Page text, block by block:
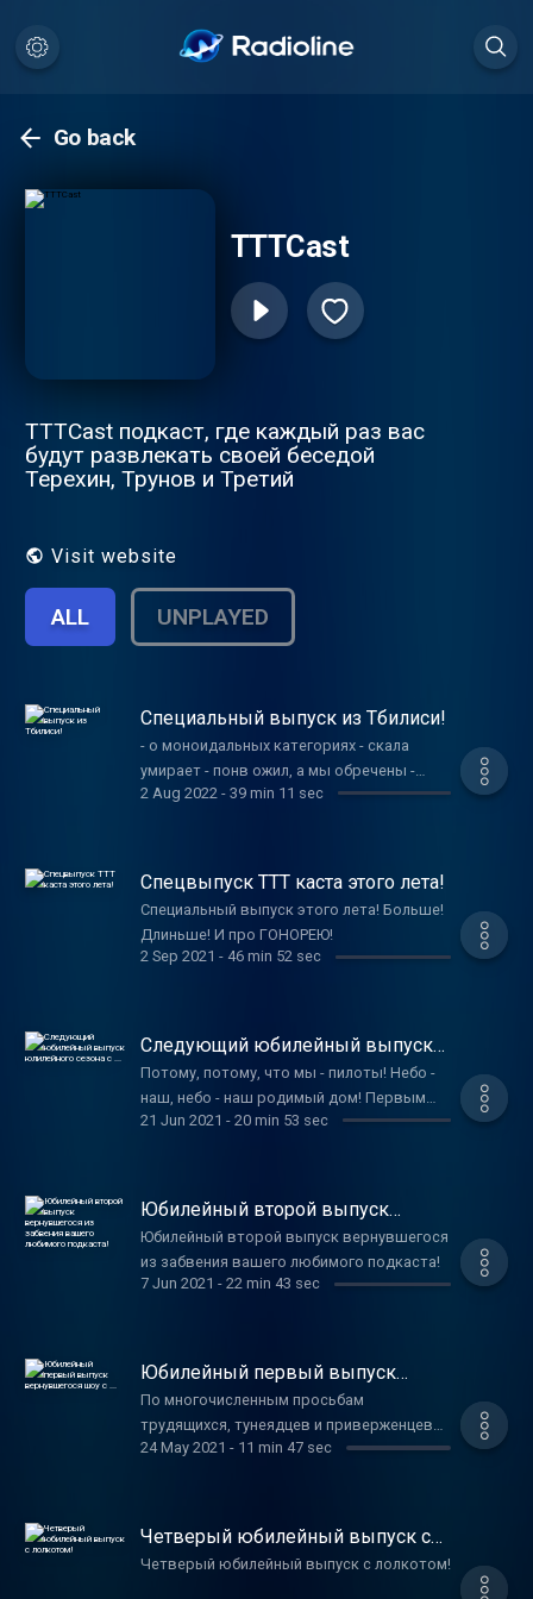
Go back
TTTCast
TTTCast подкаст, где каждый раз вас
будут развлекать своей беседой
Терехин, Трунов и Третий
Visit website
ALL UNPLAYED
Специальный выпуск из Тбилиси!
- о моноидальных категориях - скала
умирает - понв ожил, а мы обречены -
жизнь в Тбилиси - передаём приветы
можно переложить JSON - как у людей
вспыхивают нейроны в 21-м веке -
разговор о сосках и карабинах -
лавкрафтовская вакханалия вкуса -
запрещаем неиронично жить - передаём
2 Aug 2022 - 39 min 11 sec
Спецвыпуск ТТТ каста этого лета!
Специальный выпуск этого лета! Больше!
Длиньше! И про ГОНОРЕЮ!
2 Sep 2021 - 46 min 52 sec
Следующий юбилейный выпуск
юлилейного сезона с ...
Потому, потому, что мы - пилоты! Небо -
наш, небо - наш родимый дом! Первым
делом, первым делом - самолеты, Ну, а
необыкновенные приключения Федота-
стрельца на землях пост-советского
пространства. Нарушаем принципы и
разговариваем о том, как выгореть на
на пионерском горне.
21 Jun 2021 - 20 min 53 sec
Юбилейный второй выпуск
вернувшегося из забвения
вашего любимого подкаста!
Юбилейный второй выпуск вернувшегося
из забвения вашего любимого подкаста!
7 Jun 2021 - 22 min 43 sec
Юбилейный первый выпуск
вернувшегося шоу с ...
По многочисленным просьбам
трудящихся, тунеядцев и приверженцев
универсального базового дохода мы
пилотный выпуск ТТТкаста (2й сезон) с
новым гостем! 10 PRINT "Отношение гостя
к loop'ам" 20 PRINT "Всем два пробѣла" 30
24 May 2021 - 11 min 47 sec
Четверый юбилейный выпуск с
лолкотом!
Четверый юбилейный выпуск с лолкотом!